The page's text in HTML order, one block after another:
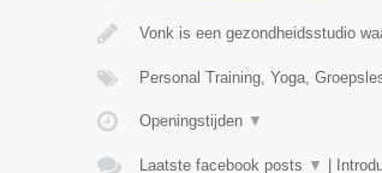
Vonk is een gezondheidsstudio
Personal Training, Yoga,
Openingstijden ▼
Laatste facebook posts ▼